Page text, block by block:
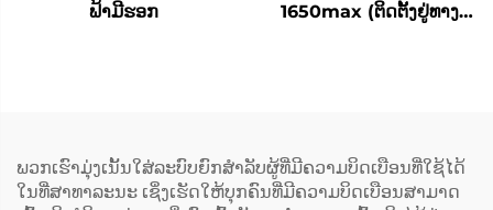
ຟ້າມີຮອກ
1650max (ຕິດຕັ້ງຢູ່ທາງ
ພວກເຮົາມຸ່ງເນັ້ນໃສ່ລະບົບຍົກສຳລັບຜູ້ທີ່ມີຄວາມບິດເບືອນທີ່ໃຊ້ໄດ້
ໃນທີ່ສາທາລະນະ ເຊິ່ງເຮັດໃຫ້ບຸກຄົນທີ່ມີຄວາມບິດເບືອນສາມາດ